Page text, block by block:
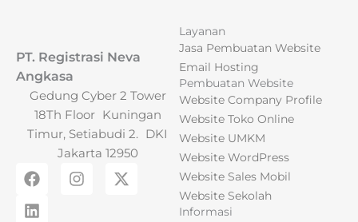
PT. Registrasi Neva
Angkasa
Gedung Cyber 2 Tower
18Th Floor Kuningan
Timur, Setiabudi 2. DKI
Jakarta 12950
F
a
c
I
n
X
-
L
i
n
Layanan
Jasa Pembuatan Website
Email Hosting
Pembuatan Website
Website Company Profile
Website Toko Online
Website UMKM
Website WordPress
Website Sales Mobil
Website Sekolah
Informasi